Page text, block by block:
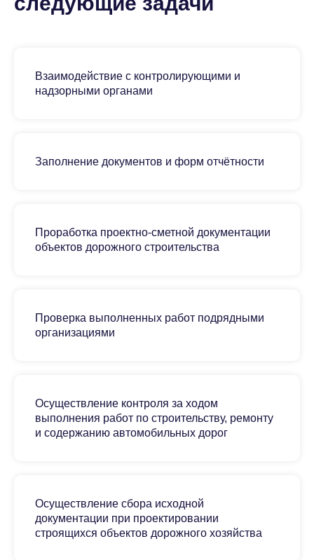
Взаимодействие с контролирующими и
надзорными органами
Заполнение документов и форм отчётности
Проработка проектно-сметной документации
объектов дорожного строительства
Проверка выполненных работ подрядными
организациями
Осуществление контроля за ходом
выполнения работ по строительству, ремонту
и содержанию автомобильных дорог
Осуществление сбора исходной
документации при проектировании
строящихся объектов дорожного хозяйства